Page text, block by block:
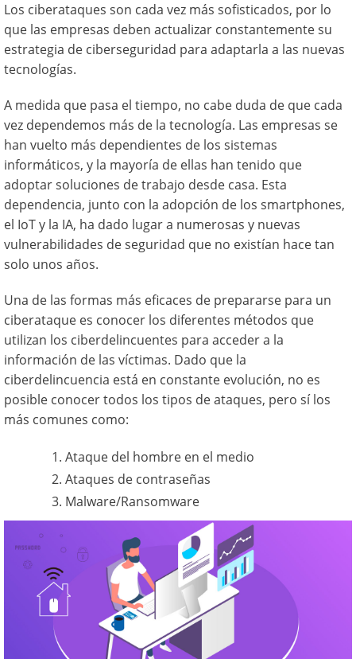
Los ciberataques son cada vez más sofisticados, por lo
que las empresas deben actualizar constantemente su
estrategia de ciberseguridad para adaptarla a las nuevas
tecnologías.
A medida que pasa el tiempo, no cabe duda de que cada
vez dependemos más de la tecnología. Las empresas se
han vuelto más dependientes de los sistemas
informáticos, y la mayoría de ellas han tenido que
adoptar soluciones de trabajo desde casa. Esta
dependencia, junto con la adopción de los smartphones,
el IoT y la IA, ha dado lugar a numerosas y nuevas
vulnerabilidades de seguridad que no existían hace tan
solo unos años.
Una de las formas más eficaces de prepararse para un
ciberataque es conocer los diferentes métodos que
utilizan los ciberdelincuentes para acceder a la
información de las víctimas. Dado que la
ciberdelincuencia está en constante evolución, no es
posible conocer todos los tipos de ataques, pero sí los
más comunes como:
Ataque del hombre en el medio
Ataques de contraseñas
Malware/Ransomware